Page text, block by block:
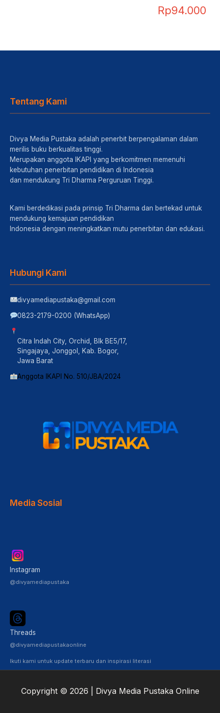
Rp94.000
Tentang Kami
Divya Media Pustaka adalah penerbit berpengalaman dalam
merilis buku berkualitas tinggi.
Merupakan anggota IKAPI yang berkomitmen memenuhi
kebutuhan penerbitan pendidikan di Indonesia
dan mendukung Tri Dharma Perguruan Tinggi.
Kami berdedikasi pada prinsip Tri Dharma dan bertekad untuk
mendukung kemajuan pendidikan
Indonesia dengan meningkatkan mutu penerbitan dan edukasi.
Hubungi Kami
divyamediapustaka@gmail.com
0823-2179-0200 (WhatsApp)
Citra Indah City, Orchid, Blk BE5/17,
Singajaya, Jonggol, Kab. Bogor,
Jawa Barat
Anggota IKAPI No. 510/JBA/2024
Media Sosial
Instagram
@divyamediapustaka
Threads
@divyamediapustakaonline
Ikuti kami untuk update terbaru dan inspirasi literasi
Copyright © 2026 | Divya Media Pustaka Online